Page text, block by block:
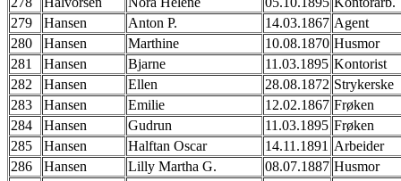
279
Hansen Anton P. 14.03.1867 Agent
280
Hansen Marthine 10.08.1870 Husmor
281
Hansen Bjarne 11.03.1895 Kontorist
282
Hansen Ellen 28.08.1872 Strykerske
283
Hansen Emilie 12.02.1867 Frøken
284
Hansen Gudrun 11.03.1895 Frøken
285
Hansen Halftan Oscar 14.11.1891 Arbeider
286
Hansen Lilly Martha G. 08.07.1887 Husmor